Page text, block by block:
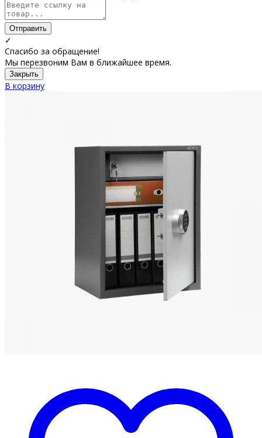
Отправить
✓
Спасибо за обращение!
Мы перезвоним Вам в ближайшее время.
Закрыть
В корзину